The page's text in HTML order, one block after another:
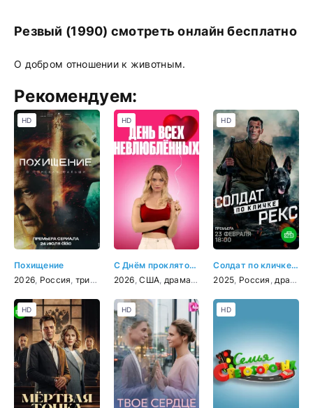
Резвый (1990) смотреть онлайн бесплатно
О добром отношении к животным.
Рекомендуем:
Похищение
2026 Россия триллер ,детектив
HD
С Днём проклятого Валентина!
2026 ,США драма, мелодрама,комедия
HD
Солдат по кличке Рекс
2025 Россия драма
HD
HD HD HD